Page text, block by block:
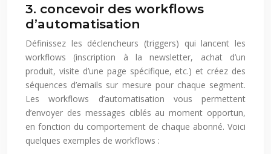
3. concevoir des workflows
d’automatisation
Définissez les déclencheurs (triggers) qui lancent les
workflows (inscription à la newsletter, achat d’un
produit, visite d’une page spécifique, etc.) et créez des
séquences d’emails sur mesure pour chaque segment.
Les workflows d’automatisation vous permettent
d’envoyer des messages ciblés au moment opportun,
en fonction du comportement de chaque abonné. Voici
quelques exemples de workflows :